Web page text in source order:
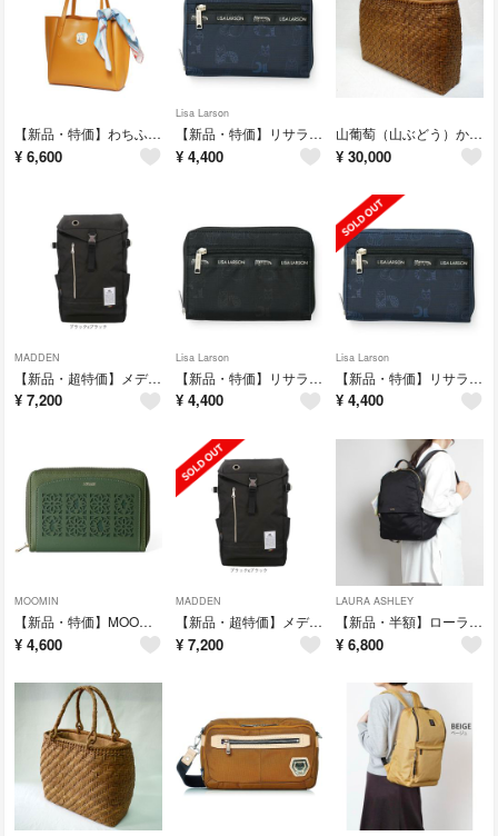
【新品・特価】わちふぃーるど トートバッグ WTGC-03 キャメル
¥ 6,600
Lisa Larson
【新品・特価】リサラーソン マルチケース LTNA-06 ネイビー
¥ 4,400
山葡萄（山ぶどう）かごバッグ 最高級 天然素材 網代編 特大 T10
¥ 30,000
MADDEN
【新品・超特価】メデン 大容量 バックパック リュック NMTC-04 ビアンキ
¥ 7,200
Lisa Larson
【新品・特価】リサラーソン マルチケース LTNA-06 ブラック
¥ 4,400
Lisa Larson
【新品・特価】リサラーソン マルチケース LTNA-06 ネイビー
¥ 4,400
MOOMIN
【新品・特価】MOOMIN ムーミン マルチケース ポーチ RMPS-04 GR
¥ 4,600
MADDEN
【新品・超特価】メデン 大容量 バックパック リュック NMTC-04 ビアンキ
¥ 7,200
LAURA ASHLEY
【新品・半額】ローラアシュレイ リュック バッグ ILNL-02
¥ 6,800